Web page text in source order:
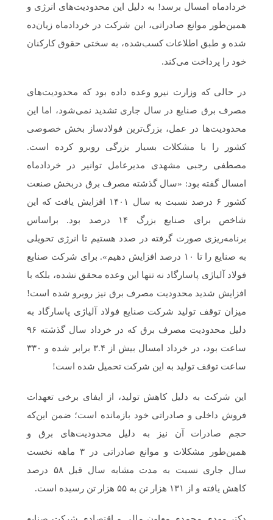
خردادماه امسال برسد! به دلیل این محدودیت‌های انرژی و
همین‌طور موانع صادراتی، این شرکت در خردادماه زیان‌ده
شده و طبق اطلاعات کسب‌شده، به سختی حقوق کارکنان
خود را پرداخت می‌کند.
در حالی که وزارت نیرو وعده داده بود که محدودیت‌های
مصرف برق صنایع در سال جاری تشدید نمی‌شود، اما این
محدودیت‌ها در عمل، بزرگ‌ترین فولادساز بخش خصوصی
کشور را با مشکلات بسیار بزرگی روبرو کرده است.
مصطفی رجبی مشهدی مدیرعامل توانیر در خردادماه
امسال گفته بود: «سال گذشته مصرف برق دربخش صنعت
کشور ۶ درصد نسبت به سال ۱۴۰۱ افزایش یافت که این
شاخص برای صنایع بزرگ ۱۴ درصد بود. براساس
برنامه‌ریزی صورت گرفته در صدد هستیم تا انرژی تحویلی
به صنایع را تا ۱۰ درصد افزایش دهیم». برای شرکت صنایع
فولاد آلیاژی پاسارگاد نه تنها این وعده محقق نشده، بلکه با
افزایش شدید محدودیت مصرف برق نیز روبرو شده است!
میزان توقف تولید شرکت صنایع فولاد آلیاژی پاسارگاد به
دلیل محدودیت مصرف برق که در خرداد سال گذشته ۹۶
ساعت بود، در خرداد امسال بیش از ۳.۴ برابر شده و ۳۳۰
ساعت توقف تولید به این شرکت تحمیل شده است!
این شرکت به دلیل کاهش تولید، از ایفای برخی تعهدات
فروش داخلی و صادراتی خود بازمانده است؛ ضمن این‌که
حجم صادرات آن نیز به دلیل محدودیت‌های برق و
همین‌طور مشکلات و موانع صادراتی در ۳ ماهه نخست
سال جاری نسبت به مدت مشابه سال قبل ۵۸ درصد
کاهش یافته و از ۱۳۱ هزار تن به ۵۵ هزار تن رسیده است.